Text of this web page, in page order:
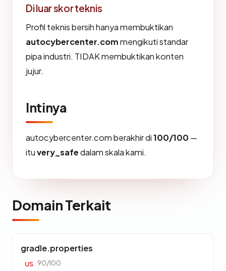
Di luar skor teknis
Profil teknis bersih hanya membuktikan
autocybercenter.commengikuti standar
pipa industri. TIDAK membuktikan konten
jujur.
Intinya
autocybercenter.com berakhir di100/100 —
ituvery_safedalam skala kami.
Domain Terkait
gradle.properties
US 90/100